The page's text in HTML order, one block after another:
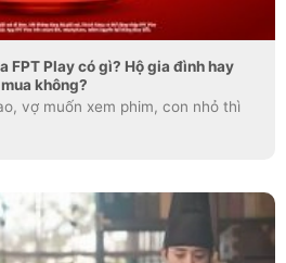
FPT Play có gì? Hộ gia đình hay
không?
vợ muốn xem phim, con nhỏ thì